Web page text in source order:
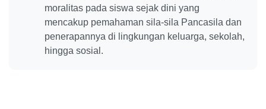
moralitas pada siswa sejak dini yang
mencakup pemahaman sila-sila Pancasila dan
penerapannya di lingkungan keluarga, sekolah,
hingga sosial.